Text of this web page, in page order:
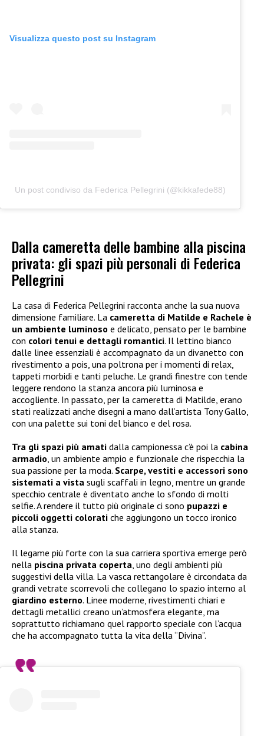
Visualizza questo post su Instagram
Un post condiviso da Federica Pellegrini (@kikkafede88)
Dalla cameretta delle bambine alla piscina
privata: gli spazi più personali di Federica
Pellegrini
La casa di Federica Pellegrini racconta anche la sua nuova
dimensione familiare. La cameretta di Matilde e Rachele è
un ambiente luminoso e delicato, pensato per le bambine
con colori tenui e dettagli romantici. Il lettino bianco
dalle linee essenziali è accompagnato da un divanetto con
rivestimento a pois, una poltrona per i momenti di relax,
tappeti morbidi e tanti peluche. Le grandi finestre con tende
leggere rendono la stanza ancora più luminosa e
accogliente. In passato, per la cameretta di Matilde, erano
stati realizzati anche disegni a mano dall’artista Tony Gallo,
con una palette sui toni del bianco e del rosa.
Tra gli spazi più amati dalla campionessa c’è poi la cabina
armadio, un ambiente ampio e funzionale che rispecchia la
sua passione per la moda. Scarpe, vestiti e accessori sono
sistemati a vista sugli scaffali in legno, mentre un grande
specchio centrale è diventato anche lo sfondo di molti
selfie. A rendere il tutto più originale ci sono pupazzi e
piccoli oggetti colorati che aggiungono un tocco ironico
alla stanza.
Il legame più forte con la sua carriera sportiva emerge però
nella piscina privata coperta, uno degli ambienti più
suggestivi della villa. La vasca rettangolare è circondata da
grandi vetrate scorrevoli che collegano lo spazio interno al
giardino esterno. Linee moderne, rivestimenti chiari e
dettagli metallici creano un’atmosfera elegante, ma
soprattutto richiamano quel rapporto speciale con l’acqua
che ha accompagnato tutta la vita della “Divina”.